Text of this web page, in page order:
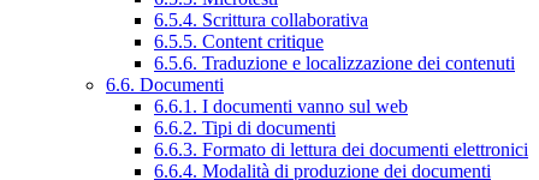
6.5.4. Scrittura collaborativa
6.5.5. Content critique
6.5.6. Traduzione e localizzazione dei contenuti
6.6. Documenti
6.6.1. I documenti vanno sul web
6.6.2. Tipi di documenti
6.6.3. Formato di lettura dei documenti elettronici
6.6.4. Modalità di produzione dei documenti